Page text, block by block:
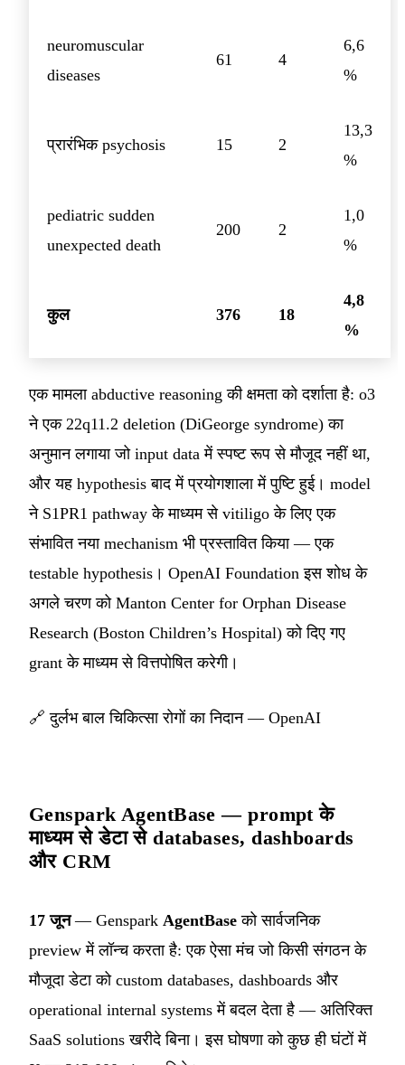
neuromuscular
diseases
61 4
6,6
%
प्रारंभिक psychosis 15 2
13,3
%
pediatric sudden
unexpected death
200 2
1,0
%
कुल 376 18
4,8
%
एक मामला abductive reasoning की क्षमता को दर्शाता है: o3
ने एक 22q11.2 deletion (DiGeorge syndrome) का
अनुमान लगाया जो input data में स्पष्ट रूप से मौजूद नहीं था,
और यह hypothesis बाद में प्रयोगशाला में पुष्टि हुई। model
ने S1PR1 pathway के माध्यम से vitiligo के लिए एक
संभावित नया mechanism भी प्रस्तावित किया — एक
testable hypothesis। OpenAI Foundation इस शोध के
अगले चरण को Manton Center for Orphan Disease
Research (Boston Children’s Hospital) को दिए गए
grant के माध्यम से वित्तपोषित करेगी।
🔗दुर्लभ बाल चिकित्सा रोगों का निदान — OpenAI
Genspark AgentBase — prompt के
माध्यम से डेटा से databases, dashboards
और CRM
17 जून— Genspark AgentBase को सार्वजनिक
preview में लॉन्च करता है: एक ऐसा मंच जो किसी संगठन के
मौजूदा डेटा को custom databases, dashboards और
operational internal systems में बदल देता है — अतिरिक्त
SaaS solutions खरीदे बिना। इस घोषणा को कुछ ही घंटों में